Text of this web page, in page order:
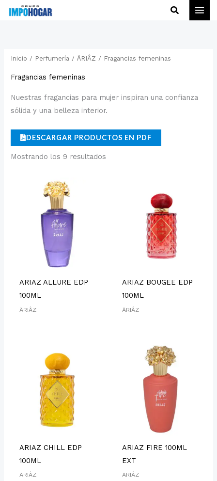
Buscar
Inicio / Perfumería /ÄRIÂZ / Fragancias femeninas
Fragancias femeninas
Nuestras fragancias para mujer inspiran una confianza
sólida y una belleza interior.
DESCARGAR PRODUCTOS EN PDF
Mostrando los 9 resultados
ARIAZ ALLURE EDP
100ML
ÄRIÂZ
ARIAZ BOUGEE EDP
100ML
ÄRIÂZ
ARIAZ CHILL EDP
100ML
ÄRIÂZ
ARIAZ FIRE 100ML
EXT
ÄRIÂZ